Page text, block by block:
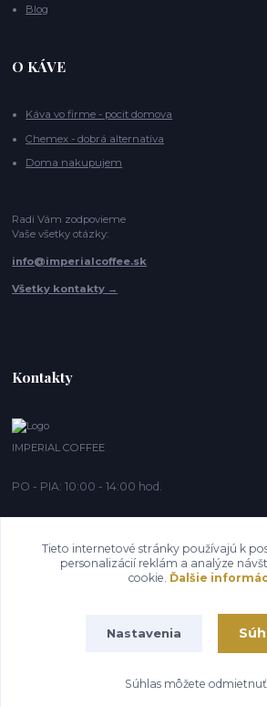
Blog
O KÁVE
Káva vo firme - pocit domova
Chemex - dobrá alternatíva
Doma nakupujem
Radi Vám zodpovieme
Vaše všetky otázky:
info@imperialcoffee.sk
Všetky kontakty →
Kontakty
IMPERIAL COFFEE
PO - PIA: 10:00 - 14:00 hod.
Vytvorené na
Eshop-
Tieto internetové stránky používajú k
personalizácií reklám a analýze
cookie. Ďalšie
Nastavenia
Súhlas môžete odmietnuť